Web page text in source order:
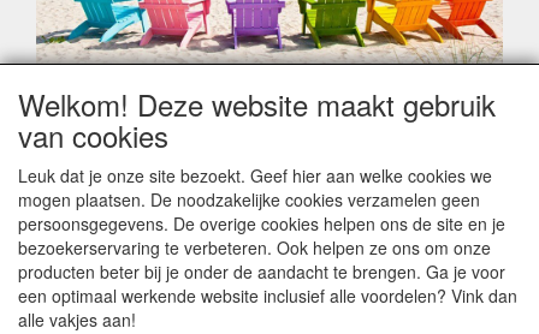
Geachte klant,
Zoals elk jaar zorgt de verlofperiode, naast een hoop
leveringsproblemen.
Sommige fabrikanten sluiten of werken met een
vakantiebezetting.
Bestellingen die vanaf +/- 15 juli geplaatst worden kunnen
hierdoor vertraging oplopen. Wanneer die voorradig is en alle
betalingsmodaliteiten zijn vervuld dan de bestelling verstuurd
worden. Indien deze nog terug moeten binnen komen dan is
Welkom! Deze website maakt gebruik
van cookies
Leuk dat je onze site bezoekt. Geef hier aan welke cookies we
mogen plaatsen. De noodzakelijke cookies verzamelen geen
persoonsgegevens. De overige cookies helpen ons de site en je
bezoekerservaring te verbeteren. Ook helpen ze ons om onze
producten beter bij je onder de aandacht te brengen. Ga je voor
een optimaal werkende website inclusief alle voordelen? Vink dan
alle vakjes aan!